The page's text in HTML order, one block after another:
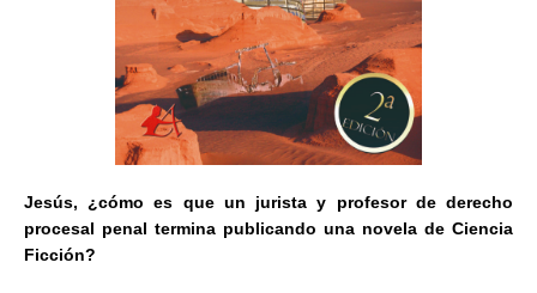
Jesús, ¿cómo es que un jurista y profesor de derecho
procesal penal termina publicando una novela de Ciencia
Ficción?